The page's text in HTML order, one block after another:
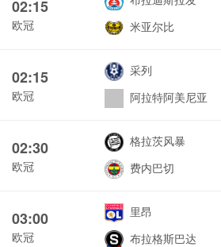
02:15
欧冠
米亚尔比
02:15
欧冠
采列
阿拉特阿美尼亚
02:30
欧冠
格拉茨风暴
费内巴切
03:00
欧冠
里昂
布拉格斯巴达